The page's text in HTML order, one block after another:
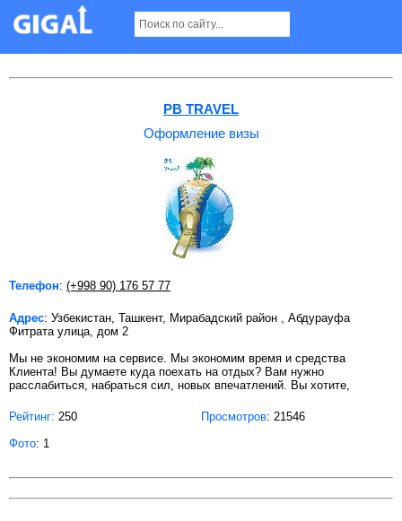
Оформление визы в Ташкенте Страница 2
PB TRAVEL
Оформление визы
Телефон: (+998 90) 176 57 77
Адрес: Узбекистан, Ташкент, Мирабадский район , Абдурауфа
Фитрата улица, дом 2
Мы не экономим на сервисе. Мы экономим время и средства
Клиента! Вы думаете куда поехать на отдых? Вам нужно
расслабиться, набраться сил, новых впечатлений. Вы хотите,
Рейтинг: 250 Просмотров: 21546
Фото: 1